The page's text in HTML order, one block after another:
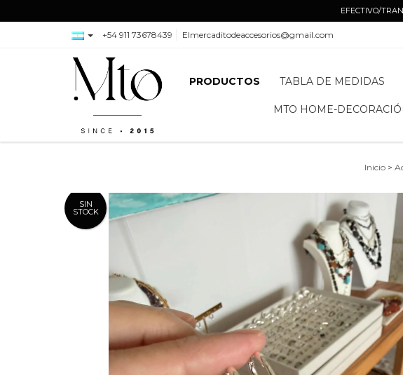
EFECTIVO/
+54 911 73678439 Elmercaditodeaccesorios@gmail.com
PRODUCTOS TABLA DE MEDIDAS
MTO HOME-
Inicio >
SIN
STOCK